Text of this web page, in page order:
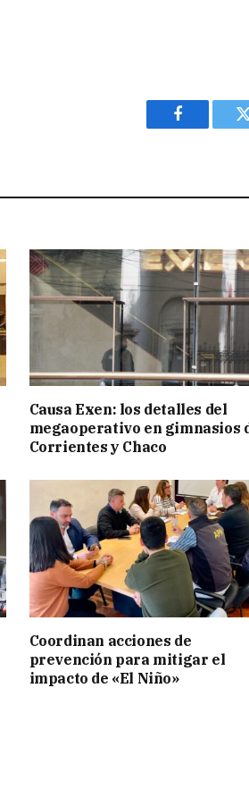
Facebook
Causa Exen: los detalles del
megaoperativo en gimnasios
Corrientes y Chaco
Coordinan acciones de
prevención para mitigar el
impacto de «El Niño»